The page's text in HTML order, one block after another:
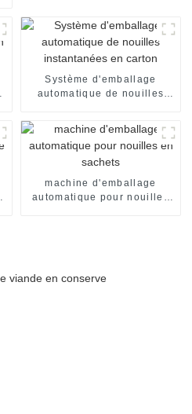
Système d'emballage
automatique de nouilles
machine d'emballage
automatique pour nouilles